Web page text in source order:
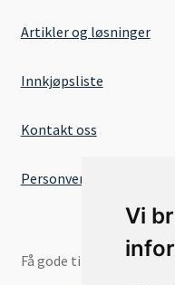
Vi
Artikler og løsninger
Innkjøpsliste
Kontakt oss
Personvernserklæring
Få gode tilbud og